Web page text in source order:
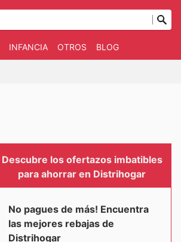
INFANCIA OTROS BLOG
Descubre los ofertazos imbatibles
para ahorrar en Distrihogar
No pagues de más! Encuentra
las mejores rebajas de
Distrihogar